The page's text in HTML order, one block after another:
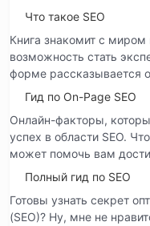
Что такое SEO
Книга знакомит с миром
возможность стать
форме рассказывается
Гид по On-Page SEO
Онлайн-факторы,
успех в области SEO.
может помочь вам
Полный гид по SEO
Готовы узнать секрет
(SEO)? Ну, мне не